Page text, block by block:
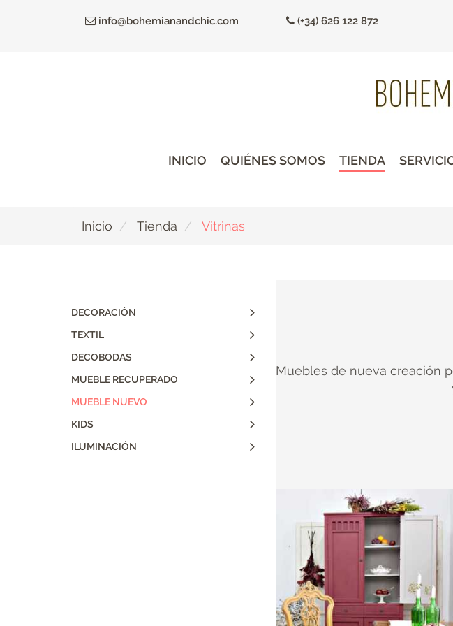
info@bohemianandchic.com (+34) 626 122 872
INICIO QUIÉNES SOMOS TIENDA
Inicio Tienda Vitrinas
DECORACIÓN
TEXTIL
DECOBODAS
MUEBLE RECUPERADO
MUEBLE NUEVO
KIDS
ILUMINACIÓN
Muebles de nueva creación